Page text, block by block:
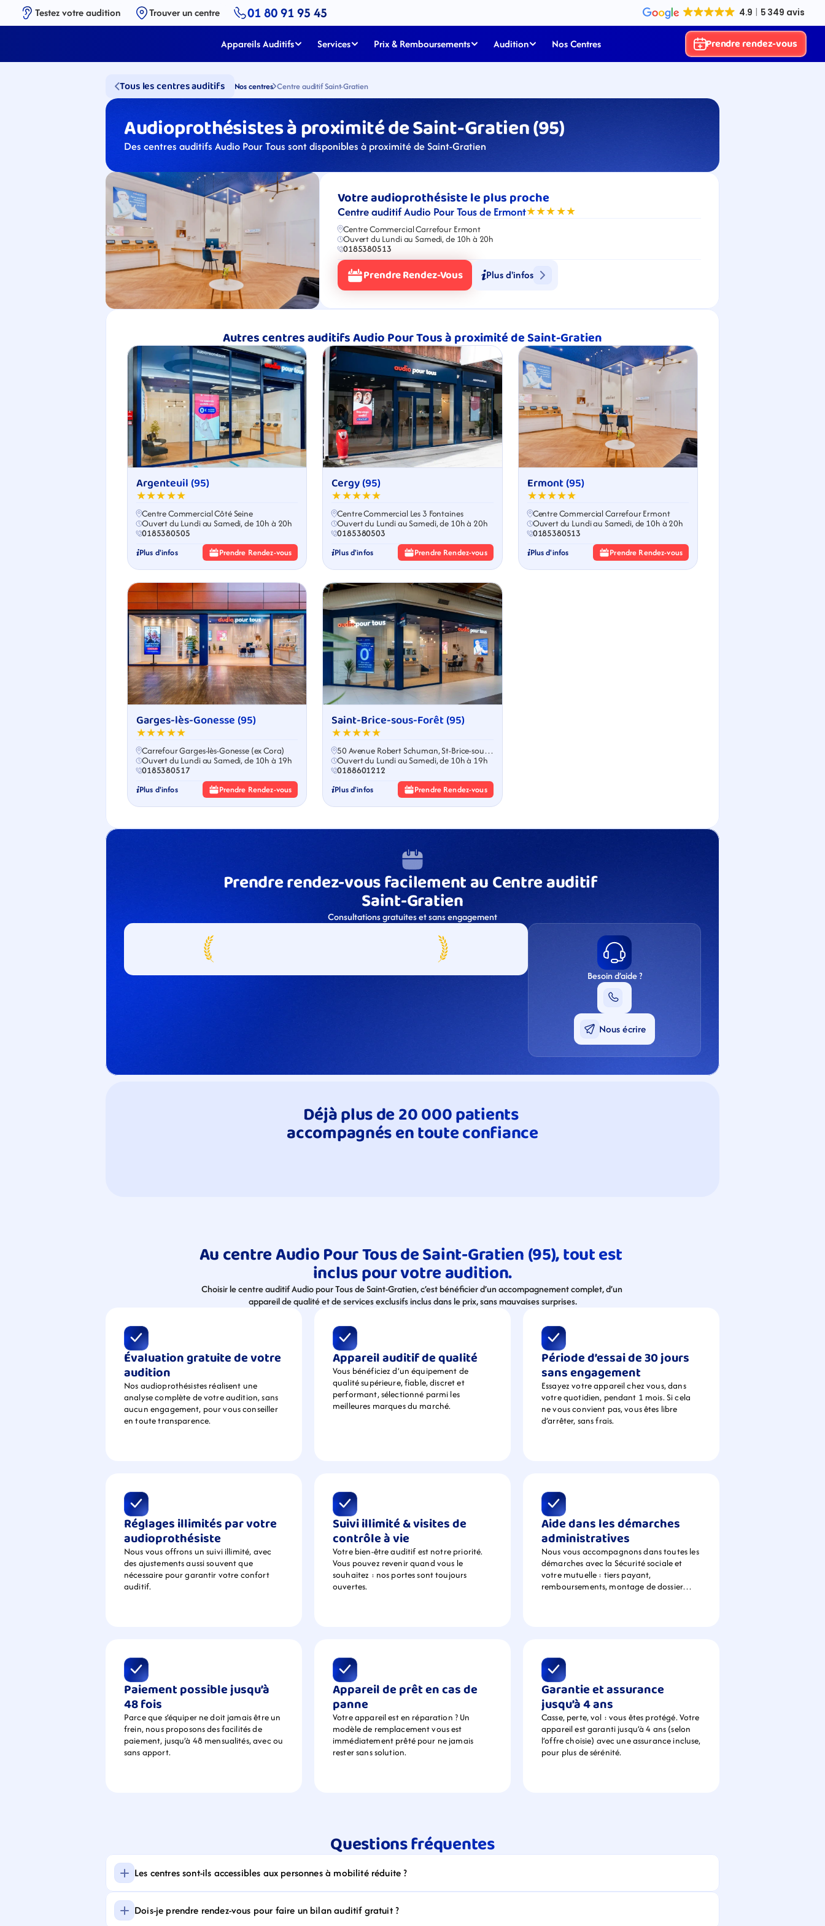
Testez votre audition Trouver un centre 01 80 91 95 45
Appareils Auditifs Services Prix & Remboursements Audition Nos Centres Prendre rendez-vous
Tous les centres auditifs Nos centres Centre auditif Saint-Gratien
Audioprothésistes à proximité de Saint-Gratien (95)
Des centres auditifs Audio Pour Tous sont disponibles à proximité de Saint-Gratien
Votre audioprothésiste le plus proche
Centre auditif Audio Pour Tous de Ermont★★★★★
Centre Commercial Carrefour Ermont
Ouvert du Lundi au Samedi, de 10h à 20h
0185380513
Prendre Rendez-Vous Plus d'infos
Autres centres auditifs Audio Pour Tous à proximité de Saint-Gratien
Argenteuil (95)
★★★★★
Centre Commercial Côté Seine
Ouvert du Lundi au Samedi, de 10h à 20h
0185380505
Plus d'infos Prendre Rendez-vous
Cergy (95)
★★★★★
Centre Commercial Les 3 Fontaines
Ouvert du Lundi au Samedi, de 10h à 20h
0185380503
Plus d'infos Prendre Rendez-vous
Ermont (95)
★★★★★
Centre Commercial Carrefour Ermont
Ouvert du Lundi au Samedi, de 10h à 20h
0185380513
Plus d'infos Prendre Rendez-vous
Garges-lès-Gonesse (95)
★★★★★
Carrefour Garges-lès-Gonesse (ex Cora)
Ouvert du Lundi au Samedi, de 10h à 19h
0185380517
Plus d'infos Prendre Rendez-vous
Saint-Brice-sous-Forêt (95)
★★★★★
50 Avenue Robert Schuman, St-Brice-sous-
Forêt
Ouvert du Lundi au Samedi, de 10h à 19h
0188601212
Plus d'infos Prendre Rendez-vous
Prendre rendez-vous facilement au Centre auditif
Saint-Gratien
Consultations gratuites et sans engagement
Besoin d’aide ?
Nous écrire
Déjà plus de 20 000 patients
accompagnés en toute confiance
Au centre Audio Pour Tous de Saint-Gratien (95), tout est
inclus pour votre audition.
Choisir le centre auditif Audio pour Tous de Saint-Gratien, c’est bénéficier d’un accompagnement complet, d’un
appareil de qualité et de services exclusifs inclus dans le prix, sans mauvaises surprises.
Évaluation gratuite de votre
audition
Nos audioprothésistes réalisent une
analyse complète de votre audition, sans
aucun engagement, pour vous conseiller
en toute transparence.
Appareil auditif de qualité
Vous bénéficiez d’un équipement de
qualité supérieure, fiable, discret et
performant, sélectionné parmi les
meilleures marques du marché.
Période d’essai de 30 jours
sans engagement
Essayez votre appareil chez vous, dans
votre quotidien, pendant 1 mois. Si cela
ne vous convient pas, vous êtes libre
d’arrêter, sans frais.
Réglages illimités par votre
audioprothésiste
Nous vous offrons un suivi illimité, avec
des ajustements aussi souvent que
nécessaire pour garantir votre confort
auditif.
Suivi illimité & visites de
contrôle à vie
Votre bien-être auditif est notre priorité.
Vous pouvez revenir quand vous le
souhaitez : nos portes sont toujours
ouvertes.
Aide dans les démarches
administratives
Nous vous accompagnons dans toutes les
démarches avec la Sécurité sociale et
votre mutuelle : tiers payant,
remboursements, montage de dossier…
Paiement possible jusqu’à
48 fois
Parce que s’équiper ne doit jamais être un
frein, nous proposons des facilités de
paiement, jusqu’à 48 mensualités, avec ou
sans apport.
Appareil de prêt en cas de
panne
Votre appareil est en réparation ? Un
modèle de remplacement vous est
immédiatement prêté pour ne jamais
rester sans solution.
Garantie et assurance
jusqu’à 4 ans
Casse, perte, vol : vous êtes protégé. Votre
appareil est garanti jusqu’à 4 ans (selon
l’offre choisie) avec une assurance incluse,
pour plus de sérénité.
Questions fréquentes
Les centres sont-ils accessibles aux personnes à mobilité réduite ?
Dois-je prendre rendez-vous pour faire un bilan auditif gratuit ?